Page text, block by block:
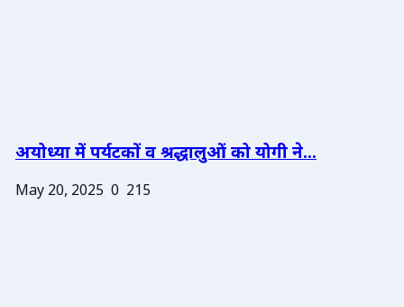
अयोध्या में पर्यटकों व श्रद्धालुओं को योगी ने...
May 20, 2025 0 215